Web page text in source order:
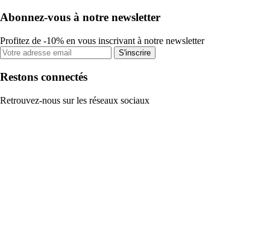
Abonnez-vous à notre newsletter
Profitez de -10% en vous inscrivant à notre newsletter
S'inscrire
Restons connectés
Retrouvez-nous sur les réseaux sociaux